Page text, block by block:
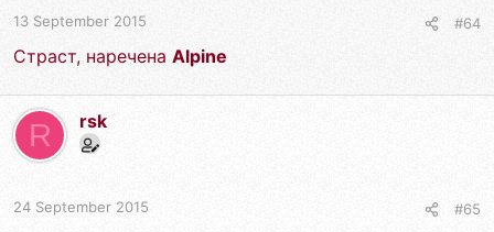
13 September 2015 #64
Страст, наречена Alpine
R rsk
24 September 2015 #65